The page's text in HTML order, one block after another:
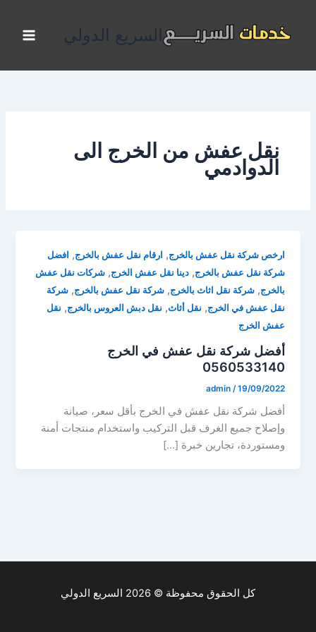
المحتوى
السريع الدولي
نقل عفش من الخرج الى
الدوادمي
ارخص شركة نقل عفش بالخرج, ارقام نقل عفش بالخرج, افضل
شركة نقل عفش بالخرج,دينا نقل عفش الخرج,شركات نقل عفش
بالخرج,شركة نقل اثاث بالخرج,شركة نقل عفش بالخرج,شركة
نقل عفش في الخرج, نقل أثاث, نقل دبش العروس بالخرج, نقل
عفش الخرج
أفضل شركة نقل عفش في الخرج
0560533140
admin /19/09/2022
أفضل شركة نقل عفش في الخرج بأقل سعر، صيانة
وإصلاح جميع الغرف قبل التركيب واستخدام منتجات أمنة
ومستوردة، تجارين خبرة […]
كل الحقوق محفوظة © 2026 السريع الدولي